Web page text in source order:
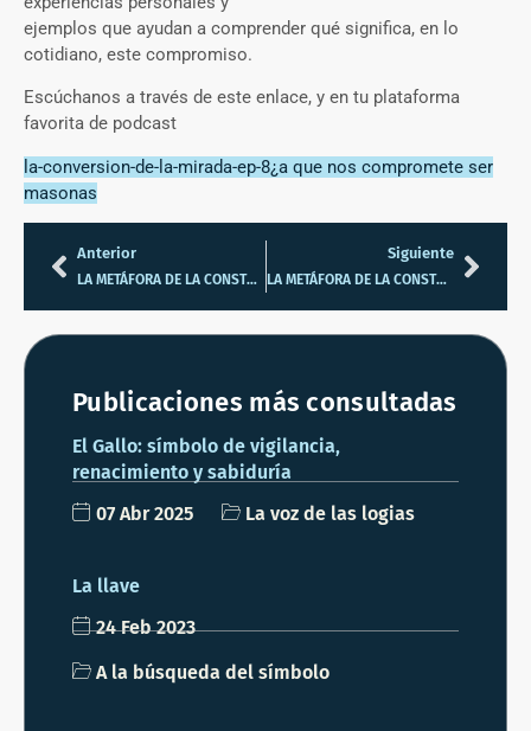
ejemplos que ayudan a comprender qué significa, en lo
cotidiano, este compromiso.
Escúchanos a través de este enlace, y en tu plataforma
favorita de podcast
la-conversion-de-la-mirada-ep-8¿a que nos compromete ser
masonas
Anterior
LA METÁFORA DE LA CONSTRUCCIÓN EN LA MASONERÍA: SU SIGNIFICADO. Parte I
Siguiente
LA METÁFORA DE LA CONSTRUCCIÓN EN LA MASONERÍA: SU IMPORTANCIA Parte II
Publicaciones más consultadas
El Gallo: símbolo de vigilancia,
renacimiento y sabiduría
07 Abr 2025
La voz de las logias
La llave
24 Feb 2023
A la búsqueda del símbolo